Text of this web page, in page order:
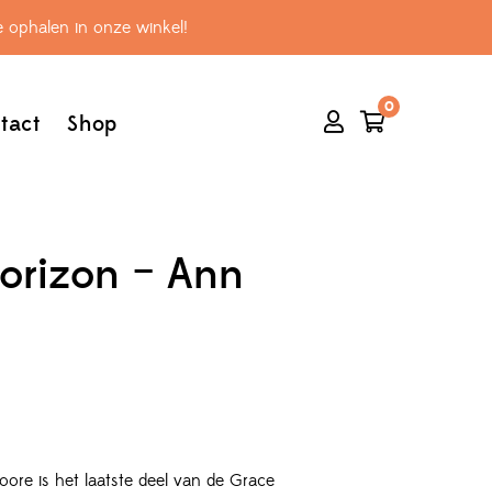
ophalen in onze winkel!
Shop
0
– Ann
is het laatste deel van de Grace